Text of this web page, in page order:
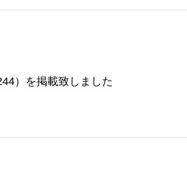
）を掲載致しました